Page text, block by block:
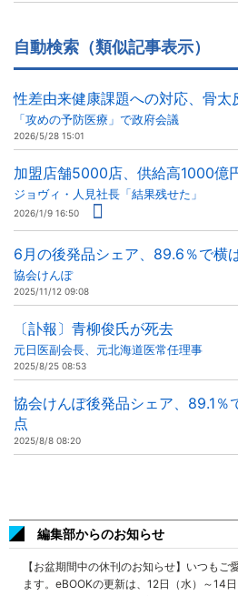
自動検索（類似記事表示）
性差由来健康課題への対応、骨太
「攻めの予防医療」で政府会議
2026/5/28 15:01
加盟店舗5000店、供給高1000億
ジョヴィ・人見社長「結果残せた」
2026/1/9 16:50
6月の後発品シェア、89.6％で横
協会けんぽ
2025/11/12 09:08
〔訃報〕青柳俊氏が死去
元日医副会長、元北海道医常任理事
2025/8/25 08:53
協会けんぽ後発品シェア、89.1
点
2025/8/8 08:20
編集部からのお知らせ
【お盆期間中の休刊のお知らせ】いつも
ます。eBOOKの更新は、12日（水）～14